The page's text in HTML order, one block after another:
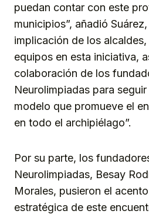
puedan contar con este
municipios”, añadió
implicación de los
equipos en esta iniciativa,
colaboración de los
Neurolimpiadas para
modelo que promueve el
en todo el archipiélago”.
Por su parte, los
Neurolimpiadas, Besay
Morales, pusieron el
estratégica de este